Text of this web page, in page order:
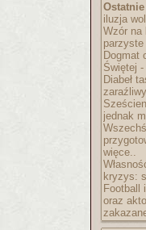
iluzja
Wzór na
parzyste
Dogmat
Świętej
Diabeł
jednak
więce..
kryzys:
Football
oraz